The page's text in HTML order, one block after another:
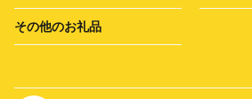
その他のお礼品